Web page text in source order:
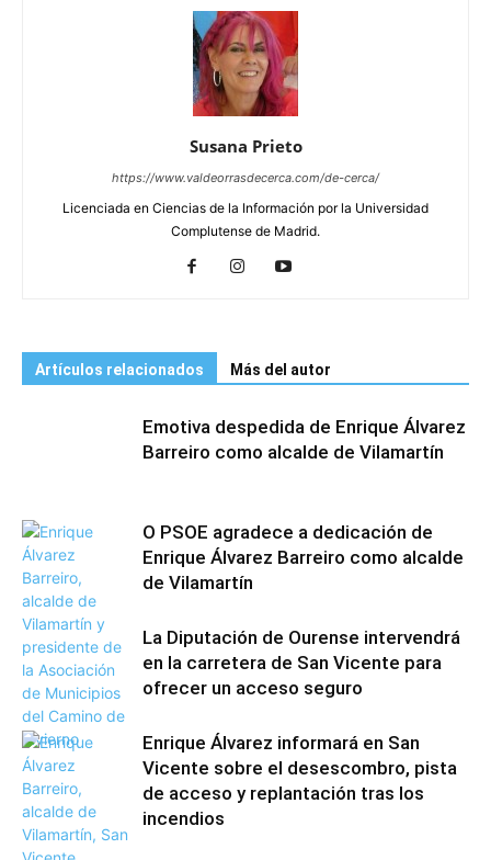
Susana Prieto
https://www.valdeorrasdecerca.com/de-cerca/
Licenciada en Ciencias de la Información por la Universidad
Complutense de Madrid.
Artículos relacionados Más del autor
Emotiva despedida de Enrique Álvarez
Barreiro como alcalde de Vilamartín
O PSOE agradece a dedicación de
Enrique Álvarez Barreiro como alcalde
de Vilamartín
La Diputación de Ourense intervendrá
en la carretera de San Vicente para
ofrecer un acceso seguro
Enrique Álvarez informará en San
Vicente sobre el desescombro, pista
de acceso y replantación tras los
incendios